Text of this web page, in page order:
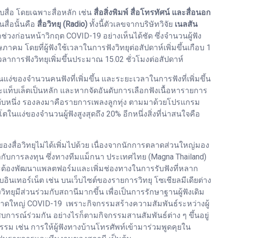
อ โดยเฉพาะสื่อหลัก เช่น สื่อสิ่งพิมพ์ สื่อโทรทัศน์ และสื่อนอก
สื่อนั้นคือ สื่อวิทยุ (Radio) ทั้งนี้ตัวเลขจากบริษัทวิจัย เนลสัน
วงก่อนหน้าวิกฤต COVID-19 อย่างเห็นได้ชัด ซึ่งจำนวนผู้ฟัง
าคม โดยที่ผู้ฟังใช้เวลาในการฟังวิทยุต่อสัปดาห์เพิ่มขึ้นเกือบ 1
ลาการฟังวิทยุเพิ่มขึ้นประมาณ 15.02 ชั่วโมงต่อสัปดาห์
ง่ของจำนวนคนฟังที่เพิ่มขึ้น และระยะเวลาในการฟังที่เพิ่มขึ้น
บเล็ตเป็นหลัก และหากจัดอันดับการเลือกฟังเนื้อหารายการ
หนึ่ง รองลงมาคือรายการเพลงลูกทุ่ง ตามมาด้วยโปรแกรม
ในแง่ของจำนวนผู้ฟังสูงสุดถึง 20% อีกหนึ่งสิ่งที่น่าสนใจคือ
งสื่อวิทยุไม่ได้เพิ่มไปด้วย เนื่องจากนักการตลาดส่วนใหญ่มอง
ารลงทุน ซึ่งทางทีมแม็กนา ประเทศไทย (Magna Thailand)
องพัฒนาแพลตฟอร์มและเพิ่มช่องทางในการรับฟังที่หลาก
ทอร์เน็ต เช่น บนเว็บไซต์ของรายการวิทยุ โซเชียลมีเดียต่าง
ยุมีส่วนร่วมกับสถานีมากขึ้น เพื่อเป็นการรักษาฐานผู้ฟังเดิม
ใหญ่ COVID-19 เพราะกิจกรรมสร้างความสัมพันธ์ระหว่างผู้
การณ์ร่วมกัน อย่างไรก็ตามกิจกรรมสานสัมพันธ์ต่าง ๆ ขึ้นอยู่
ม เช่น การให้ผู้ฟังทางบ้านโทรศัพท์เข้ามาร่วมพูดคุยใน